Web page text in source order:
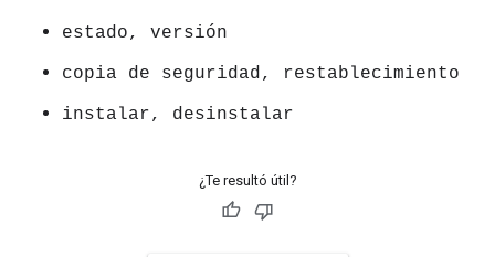
estado, versión
copia de seguridad, restablecimiento
instalar, desinstalar
¿Te resultó útil?